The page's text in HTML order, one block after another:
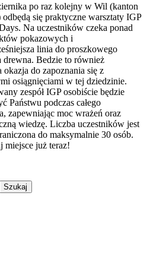
po raz kolejny w Wil (kanton
odbędą się praktyczne warsztaty IGP
Na uczestników czeka ponad
pokazowych i
linia do proszkowego
drewna. Bedzie to również
do zapoznania się z
osiągnięciami w tej dziedzinie.
zespół IGP osobiście będzie
Państwu podczas całego
zapewniając moc wrażeń oraz
wiedzę. Liczba uczestników jest
do maksymalnie 30 osób.
miejsce już teraz!
Szukaj